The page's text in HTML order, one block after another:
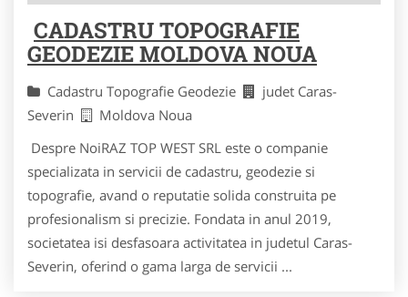
CADASTRU TOPOGRAFIE
GEODEZIE MOLDOVA NOUA
Cadastru Topografie Geodezie
judet Caras-
Severin
Moldova Noua
Despre NoiRAZ TOP WEST SRL este o companie
specializata in servicii de cadastru, geodezie si
topografie, avand o reputatie solida construita pe
profesionalism si precizie. Fondata in anul 2019,
societatea isi desfasoara activitatea in judetul Caras-
Severin, oferind o gama larga de servicii ...